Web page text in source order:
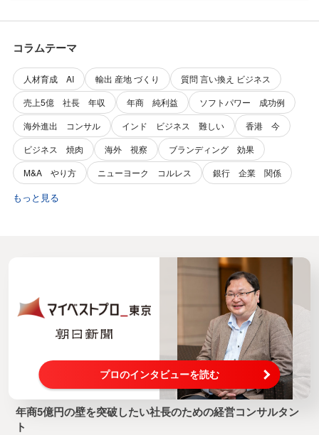
コラムテーマ
人材育成 AI 輸出 産地 づくり
質問 言い換え ビジネス
売上5億 社長 年収
年商 純利益
ソフトパワー 成功例
海外進出 コンサル
インド ビジネス 難しい
香港 今
ビジネス 焼肉
海外 視察
ブランディング 効果
M&A やり方
ニューヨーク コルレス 銀行 企業 関係
もっと見る
プロのインタビューを読む
年商5億円の壁を突破したい社長のための経営コンサルタン
ト